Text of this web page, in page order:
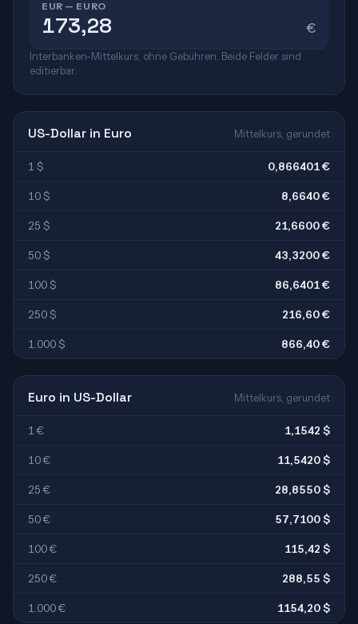
EUR — EURO
€
Interbanken-Mittelkurs, ohne Gebühren. Beide Felder sind
editierbar.
US-Dollar in Euro Mittelkurs, gerundet
1 $ 0,866401 €
10 $ 8,6640 €
25 $ 21,6600 €
50 $ 43,3200 €
100 $ 86,6401 €
250 $ 216,60 €
1.000 $ 866,40 €
Euro in US-Dollar Mittelkurs, gerundet
1 € 1,1542 $
10 € 11,5420 $
25 € 28,8550 $
50 € 57,7100 $
100 € 115,42 $
250 € 288,55 $
1.000 € 1154,20 $